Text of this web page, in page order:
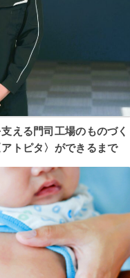
える門司工場のものづく
トピタ〉ができるまで